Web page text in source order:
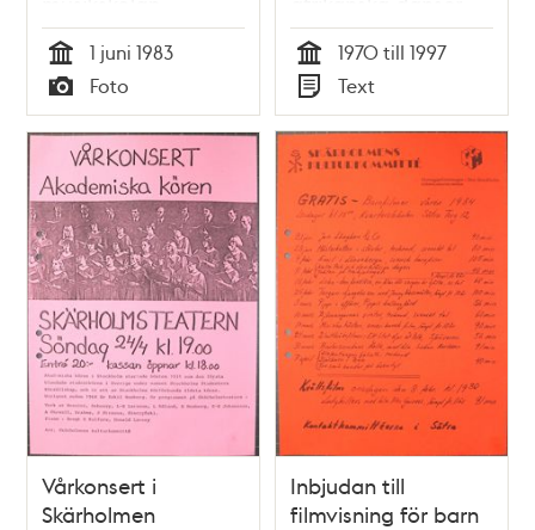
Tid
1 juni 1983
Typ
Foto Tid
1970 till 1997
Typ
Text
Vårkonsert i
Skärholmen
Inbjudan till
filmvisning för barn